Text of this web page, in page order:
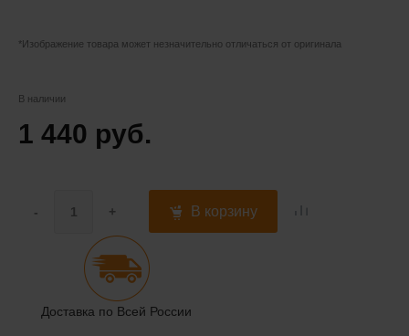
*Изображение товара может незначительно отличаться от оригинала
В наличии
1 440 руб.
- + В корзину
Доставка по Всей России